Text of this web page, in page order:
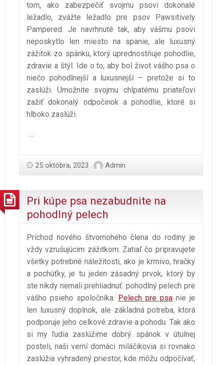
tom, ako zabezpečiť svojmu psovi dokonalé
ležadlo, zvážte ležadlo pre psov Pawsitively
Pampered. Je navrhnuté tak, aby vášmu psovi
neposkytlo len miesto na spanie, ale luxusný
zážitok zo spánku, ktorý uprednostňuje pohodlie,
zdravie a štýl. Ide o to, aby bol život vášho psa o
niečo pohodlnejší a luxusnejší – pretože si to
zaslúži. Umožnite svojmu chlpatému priateľovi
zažiť dokonalý odpočinok a pohodlie, ktoré si
hlboko zaslúži.
…
25 októbra, 2023 Admin
Pri kúpe psa nezabudnite na
pohodlný pelech
Príchod nového štvornohého člena do rodiny je
vždy vzrušujúcim zážitkom. Zatiaľ čo pripravujete
všetky potrebné náležitosti, ako je krmivo, hračky
a pochúťky, je tu jeden zásadný prvok, ktorý by
ste nikdy nemali prehliadnuť: pohodlný pelech pre
vášho psieho spoločníka. Pelech pre psanie je
len luxusný doplnok, ale základná potreba, ktorá
podporuje jeho celkové zdravie a pohodu. Tak ako
si my ľudia zaslúžime dobrý spánok v útulnej
posteli, naši verní domáci miláčikovia si rovnako
zaslúžia vyhradený priestor, kde môžu odpočívať,